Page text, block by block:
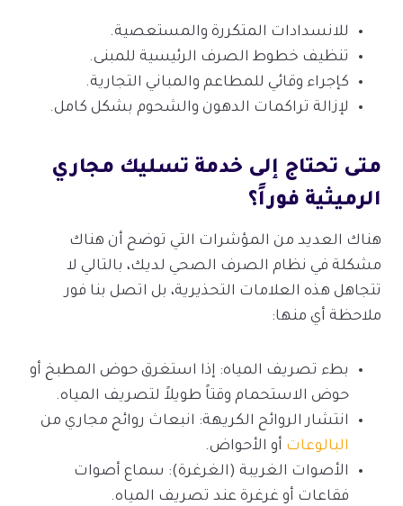
للانسدادات المتكررة والمستعصية.
تنظيف خطوط الصرف الرئيسية للمبنى.
كإجراء وقائي للمطاعم والمباني التجارية.
لإزالة تراكمات الدهون والشحوم بشكل كامل.
متى تحتاج إلى خدمة تسليك مجاري
الرميثية فوراً؟
هناك العديد من المؤشرات التي توضح أن هناك
مشكلة في نظام الصرف الصحي لديك، بالتالي لا
تتجاهل هذه العلامات التحذيرية، بل اتصل بنا فور
ملاحظة أي منها:
بطء تصريف المياه: إذا استغرق حوض المطبخ أو
حوض الاستحمام وقتاً طويلاً لتصريف المياه.
انتشار الروائح الكريهة: انبعاث روائح مجاري من
البالوعات أو الأحواض.
الأصوات الغريبة (الغرغرة): سماع أصوات
فقاعات أو غرغرة عند تصريف المياه.